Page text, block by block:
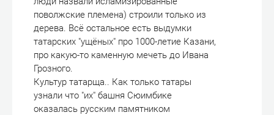
поволжские племена) строили только из
дерева. Всё остальное есть выдумки
татарских "ущёных" про 1000-летие Казани,
про какую-то каменную мечеть до Ивана
Грозного.
Культур татарща.. Как только татары
узнали что "их" башня Сюимбике
оказалась русским памятником